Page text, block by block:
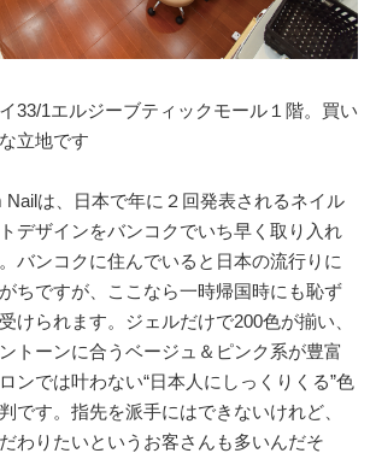
33/1エルジーブティックモール１階。買い
立地です
Nailは、日本で年に２回発表されるネイル
デザインをバンコクでいち早く取り入れ
バンコクに住んでいると日本の流行りに
ちですが、ここなら一時帰国時にも恥ず
けられます。ジェルだけで200色が揃い、
トーンに合うベージュ＆ピンク系が豊富
ンでは叶わない“日本人にしっくりくる”色
です。指先を派手にはできないけれど、
わりたいというお客さんも多いんだそ